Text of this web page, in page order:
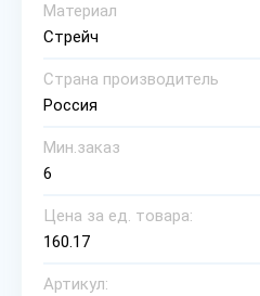
Материал
Стрейч
Страна производитель
Россия
Мин.заказ
6
Цена за ед. товара:
160.17
Артикул: